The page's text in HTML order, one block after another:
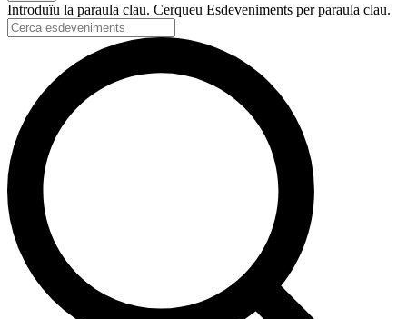
Introduïu la paraula clau. Cerqueu Esdeveniments per paraula clau.